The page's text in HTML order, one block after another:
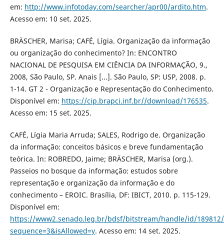
em: http://www.infotoday.com/searcher/apr00/ardito.htm.
Acesso em: 10 set. 2025.
BRÄSCHER, Marisa; CAFÉ, Lígia. Organização da informação
ou organização do conhecimento? In: ENCONTRO
NACIONAL DE PESQUISA EM CIÊNCIA DA INFORMAÇÃO, 9.,
2008, São Paulo, SP. Anais [...]. São Paulo, SP: USP, 2008. p.
1-14. GT 2 - Organização e Representação do Conhecimento.
Disponível em: https://cip.brapci.inf.br//download/176535.
Acesso em: 15 set. 2025.
CAFÉ, Lígia Maria Arruda; SALES, Rodrigo de. Organização
da informação: conceitos básicos e breve fundamentação
teórica. In: ROBREDO, Jaime; BRÄSCHER, Marisa (org.).
Passeios no bosque da informação: estudos sobre
representação e organização da informação e do
conhecimento – EROIC. Brasília, DF: IBICT, 2010. p. 115-129.
Disponível em:
https://www2.senado.leg.br/bdsf/bitstream/handle/id/
sequence=3&isAllowed=y. Acesso em: 14 set. 2025.